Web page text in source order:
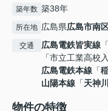
築年数 築38年
所在地 広島県広島市南
交通 広島電鉄皆実線 「
「市立工業高校
広島電鉄本線 「
山陽本線 「天神川
物件の特徴